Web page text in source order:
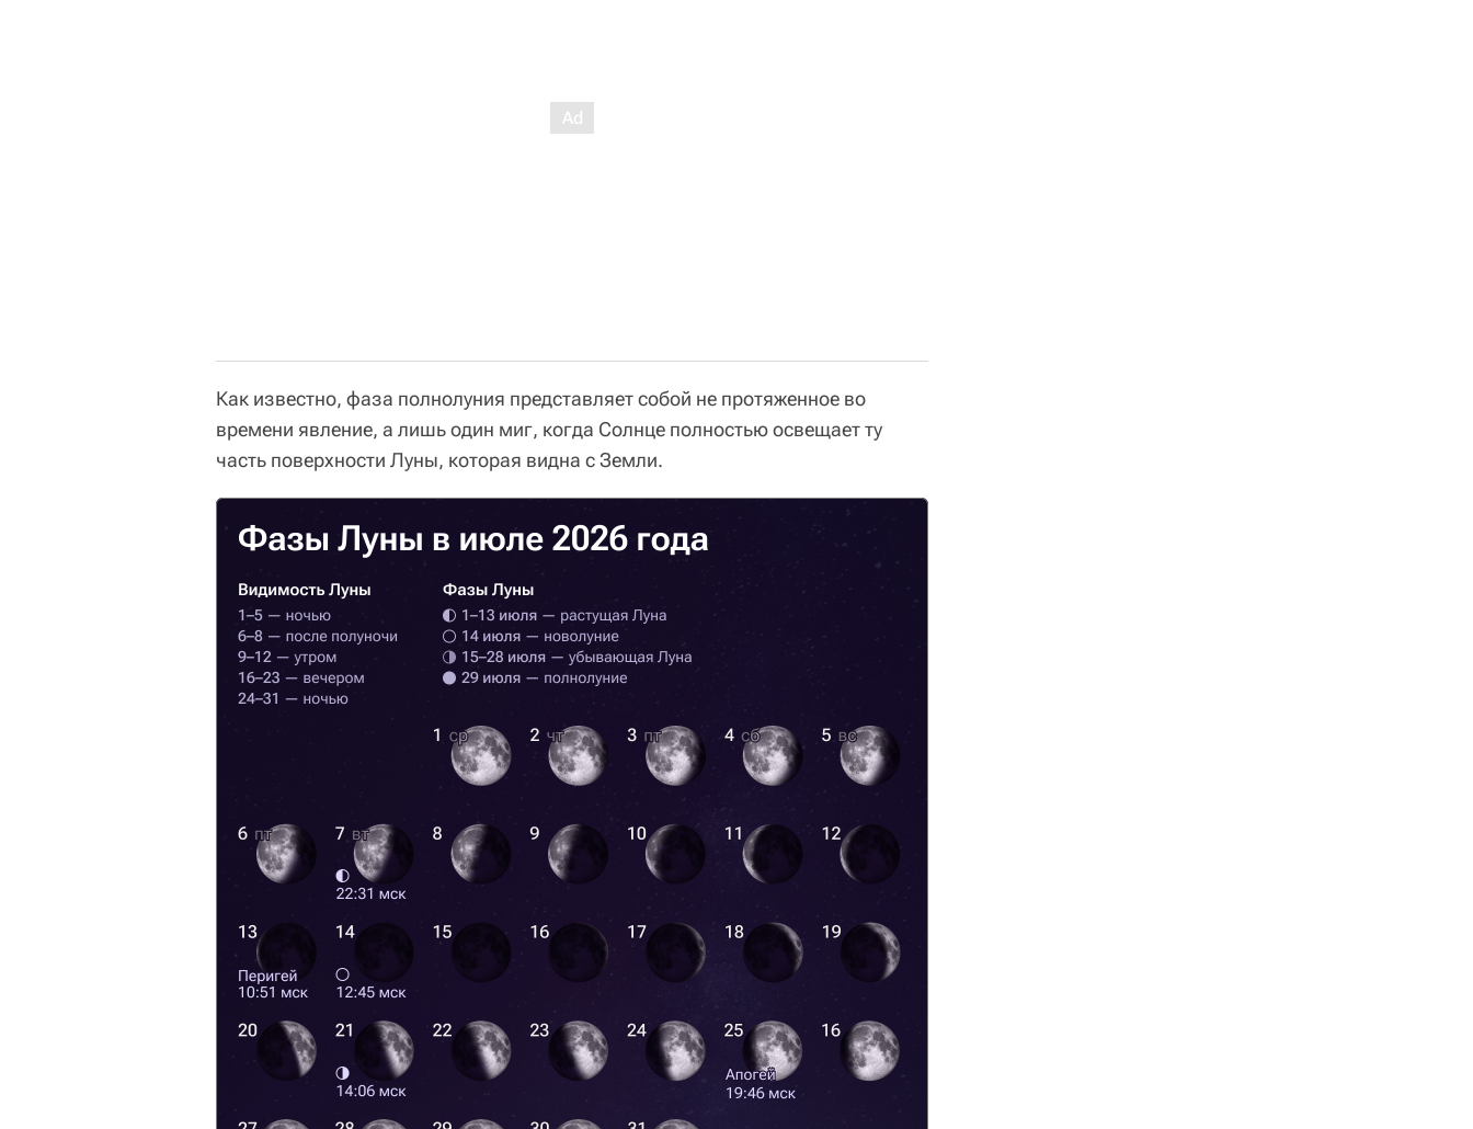
Как известно, фаза полнолуния представляет собой не протяженное во
времени явление, а лишь один миг, когда Солнце полностью освещает ту
часть поверхности Луны, которая видна с Земли.